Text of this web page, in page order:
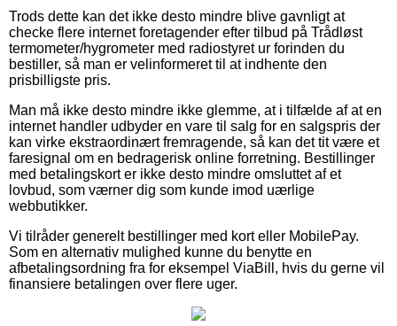
Trods dette kan det ikke desto mindre blive gavnligt at
checke flere internet foretagender efter tilbud på Trådløst
termometer/hygrometer med radiostyret ur forinden du
bestiller, så man er velinformeret til at indhente den
prisbilligste pris.
Man må ikke desto mindre ikke glemme, at i tilfælde af at en
internet handler udbyder en vare til salg for en salgspris der
kan virke ekstraordinært fremragende, så kan det tit være et
faresignal om en bedragerisk online forretning. Bestillinger
med betalingskort er ikke desto mindre omsluttet af et
lovbud, som værner dig som kunde imod uærlige
webbutikker.
Vi tilråder generelt bestillinger med kort eller MobilePay.
Som en alternativ mulighed kunne du benytte en
afbetalingsordning fra for eksempel ViaBill, hvis du gerne vil
finansiere betalingen over flere uger.